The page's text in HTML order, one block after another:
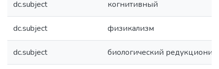
dc.subject когнитивный
dc.subject физикализм
dc.subject биологический